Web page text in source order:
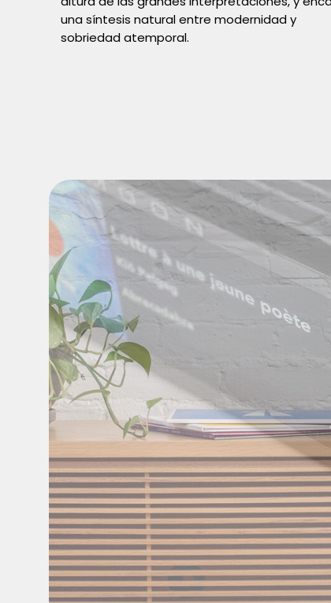
una síntesis natural entre modernidad y
sobriedad atemporal.